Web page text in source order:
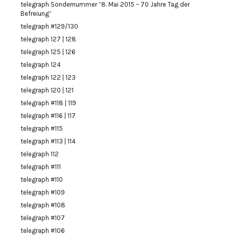
telegraph Sondernummer “8. Mai 2015 – 70 Jahre Tag der
Befreiung”
telegraph #129/130
telegraph 127 | 128
telegraph 125 | 126
telegraph 124
telegraph 122 | 123
telegraph 120 | 121
telegraph #118 | 119
telegraph #116 | 117
telegraph #115
telegraph #113 | 114
telegraph 112
telegraph #111
telegraph #110
telegraph #109
telegraph #108
telegraph #107
telegraph #106